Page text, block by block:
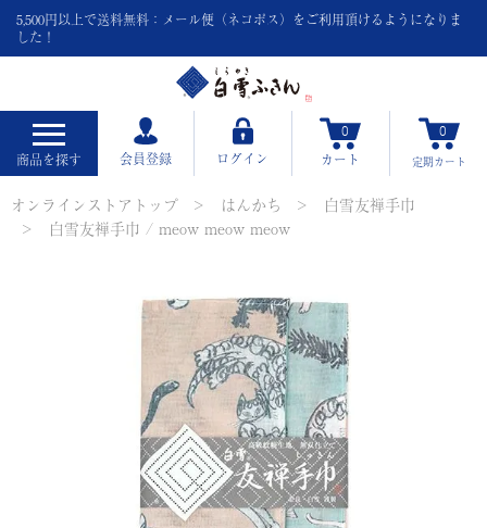
5,500円以上で送料無料：メール便（ネコポス）をご利用頂けるようになりま
した！
商品を探す 会員登録 ログイン
0
カート
0
定期カート
オンラインストアトップ はんかち
白雪友禅手巾
白雪友禅手巾 / meow meow meow